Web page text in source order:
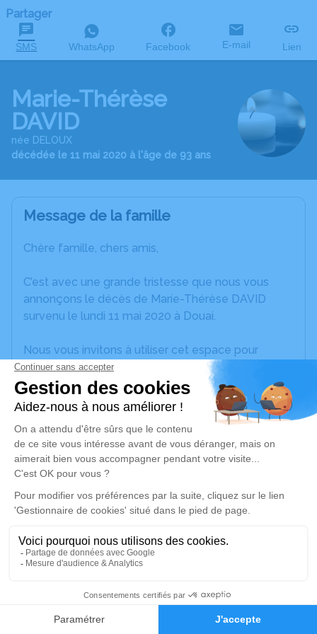
Faire-part Hommages
Partager
SMS WhatsApp Facebook E-mail Lien
Marie-Thérèse
DAVID
née DELOUX
décédée le 11 mai 2020 à l'âge de 93 ans
Message de la famille
Chère famille, chers amis,
C’est avec une grande tristesse que nous vous
annonçons le décès de Marie-Thérèse DAVID
survenu le lundi 11 mai 2020 à Douai.
Nous vous invitons à utiliser cet espace pour
laisser vos condoléances, partager des photos
souvenirs, une anecdote ou exprimer vos pensées
à travers des poèmes ou des textes. Cet endroit
est un lieu d'expression dédié à honorer la
mémoire de Marie-Thérèse DAVID.
Un service de plantation d’arbre hommage est
disponible ici.
Je rends hommage
Cérémonie religieuse
Église Sainte Thérèse de Douai
59500 Douai